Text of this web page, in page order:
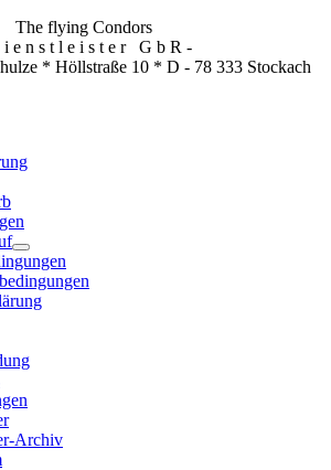
The flying Condors
i e n s t l e i s t e r G b R -
* Höllstraße 10 * D - 78 333 Stockach
Archiv